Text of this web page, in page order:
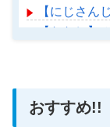
【にじさん
【ななし】
おすすめ!!